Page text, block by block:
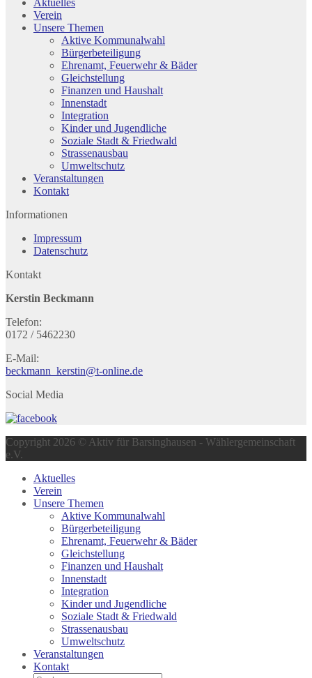
Aktuelles
Verein
Unsere Themen
Aktive Kommunalwahl
Bürgerbeteiligung
Ehrenamt, Feuerwehr & Bäder
Gleichstellung
Finanzen und Haushalt
Innenstadt
Integration
Kinder und Jugendliche
Soziale Stadt & Friedwald
Strassenausbau
Umweltschutz
Veranstaltungen
Kontakt
Informationen
Impressum
Datenschutz
Kontakt
Kerstin Beckmann
Telefon:
0172 / 5462230
E-Mail:
beckmann_kerstin@t-online.de
Social Media
Copyright 2026 © Aktiv für Barsinghausen - Wählergemeinschaft
e.V.
Aktuelles
Verein
Unsere Themen
Aktive Kommunalwahl
Bürgerbeteiligung
Ehrenamt, Feuerwehr & Bäder
Gleichstellung
Finanzen und Haushalt
Innenstadt
Integration
Kinder und Jugendliche
Soziale Stadt & Friedwald
Strassenausbau
Umweltschutz
Veranstaltungen
Kontakt